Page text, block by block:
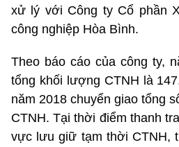
xử lý với Công ty Cổ phần
công nghiệp Hòa Bình.
Theo báo cáo của công ty,
tổng khối lượng CTNH là
năm 2018 chuyển giao tổng
CTNH. Tại thời điểm thanh
vực lưu giữ tạm thời CTNH,